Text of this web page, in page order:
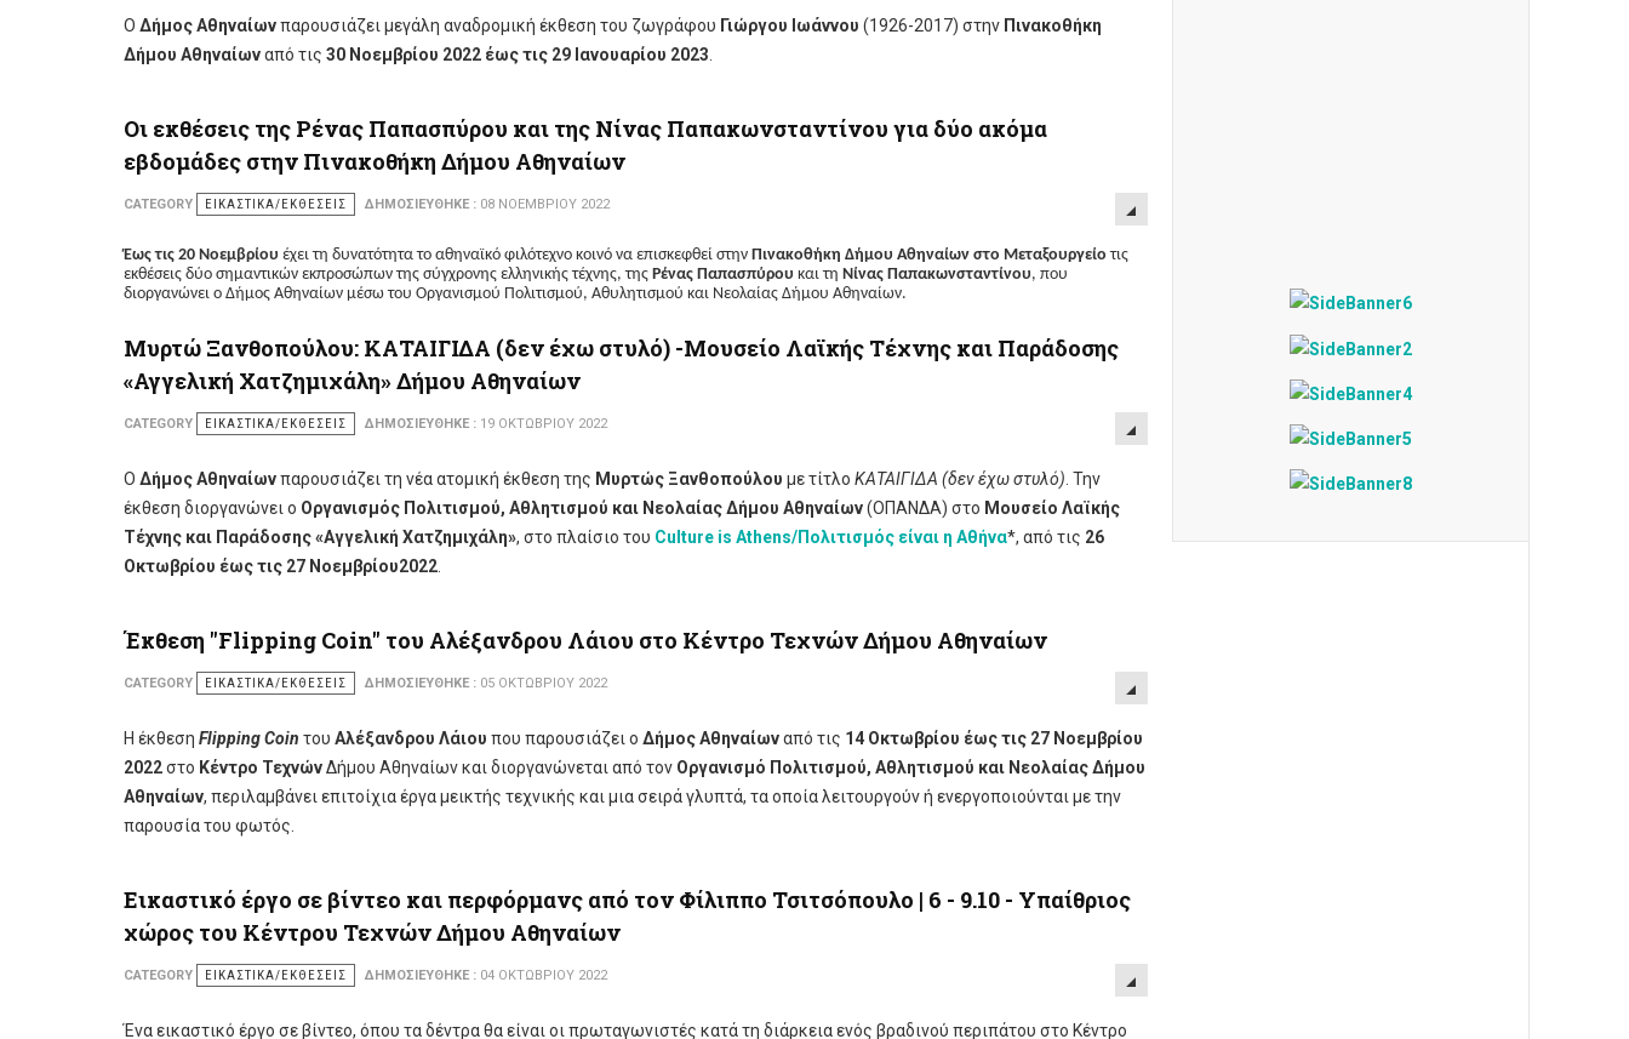
Ο Δήμος Αθηναίωνπαρουσιάζει μεγάλη αναδρομική έκθεση του ζωγράφου Γιώργου Ιωάννου (1926-2017) στην Πινακοθήκη
Δήμου Αθηναίωναπό τις 30 Νοεμβρίου 2022 έως τις 29 Ιανουαρίου 2023
Οι εκθέσεις της Ρένας Παπασπύρου και της Νίνας Παπακωνσταντίνου για δύο ακόμα
εβδομάδες στην Πινακοθήκη Δήμου Αθηναίων
CATEGORY ΕΙΚΑΣΤΙΚΆ/ΕΚΘΈΣΕΙΣ ΔΗΜΟΣΙΕΎΘΗΚΕ : 08 ΝΟΕΜΒΡΊΟΥ 2022
Έως τις 20 Νοεμβρίου έχει τη δυνατότητα το αθηναϊκό φιλότεχνο κοινό να επισκεφθεί στην Πινακοθήκη Δήμου Αθηναίων στο Μεταξουργείο τις
εκθέσεις δύο σημαντικών εκπροσώπων της σύγχρονης ελληνικής τέχνης, της Ρένας Παπασπύρου και τη Νίνας Παπακωνσταντίνου, που
διοργανώνει ο Δήμος Αθηναίων μέσω του Οργανισμού Πολιτισμού, Αθυλητισμού και Νεολαίας Δήμου Αθηναίων.
Μυρτώ Ξανθοπούλου: ΚΑΤΑΙΓΙΔΑ (δεν έχω στυλό) -Μουσείο Λαϊκής Τέχνης και Παράδοσης
«Αγγελική Χατζημιχάλη» Δήμου Αθηναίων
CATEGORY ΕΙΚΑΣΤΙΚΆ/ΕΚΘΈΣΕΙΣ ΔΗΜΟΣΙΕΎΘΗΚΕ : 19 ΟΚΤΩΒΡΊΟΥ 2022
Ο Δήμος Αθηναίωνπαρουσιάζει τη νέα ατομική έκθεση της Μυρτώς Ξανθοπούλου με τίτλο ΚΑΤΑΙΓΙΔΑ (δεν έχω στυλό) . Την
έκθεση διοργανώνει ο Οργανισμός Πολιτισμού, Αθλητισμού και Νεολαίας Δήμου Αθηναίων(ΟΠΑΝΔΑ) στο Μουσείο Λαϊκής
Τέχνης και Παράδοσης «Αγγελική Χατζημιχάλη», στο πλαίσιο του Culture is Athens/Πολιτισμός είναι η Αθήνα*, από τις 26
Οκτωβρίου έως τις 27 Νοεμβρίου2022
Έκθεση "Flipping Coin" του Αλέξανδρου Λάιου στο Κέντρο Τεχνών Δήμου Αθηναίων
CATEGORY ΕΙΚΑΣΤΙΚΆ/ΕΚΘΈΣΕΙΣ ΔΗΜΟΣΙΕΎΘΗΚΕ : 05 ΟΚΤΩΒΡΊΟΥ 2022
Η έκθεση Flipping Coin του Αλέξανδρου Λάιου που παρουσιάζει ο Δήμος Αθηναίωναπό τις 14 Οκτωβρίου έως τις 27 Νοεμβρίου
2022στο Κέντρο ΤεχνώνΔήμου Αθηναίων και διοργανώνεται από τον Οργανισμό Πολιτισμού, Αθλητισμού και Νεολαίας Δήμου
Αθηναίων, περιλαμβάνει επιτοίχια έργα μεικτής τεχνικής και μια σειρά γλυπτά, τα οποία λειτουργούν ή ενεργοποιούνται με την
παρουσία του φωτός.
Εικαστικό έργο σε βίντεο και περφόρμανς από τον Φίλιππο Τσιτσόπουλο | 6 - 9.10 - Υπαίθριος
χώρος του Κέντρου Τεχνών Δήμου Αθηναίων
CATEGORY ΕΙΚΑΣΤΙΚΆ/ΕΚΘΈΣΕΙΣ ΔΗΜΟΣΙΕΎΘΗΚΕ : 04 ΟΚΤΩΒΡΊΟΥ 2022
Ένα εικαστικό έργο σε βίντεο, όπου τα δέντρα θα είναι οι πρωταγωνιστές κατά τη διάρκεια ενός βραδινού περιπάτου στο Κέντρο